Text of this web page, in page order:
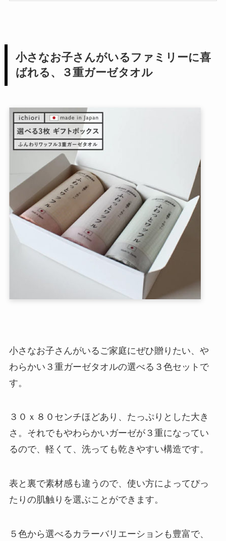
小さなお子さんがいるファミリーに喜
ばれる、３重ガーゼタオル
小さなお子さんがいるご家庭にぜひ贈りたい、や
わらかい３重ガーゼタオルの選べる３色セットで
す。
３０ｘ８０センチほどあり、たっぷりとした大き
さ。それでもやわらかいガーゼが３重になってい
るので、軽くて、洗っても乾きやすい構造です。
表と裏で素材感も違うので、使い方によってぴっ
たりの肌触りを選ぶことができます。
５色から選べるカラーバリエーションも豊富で、